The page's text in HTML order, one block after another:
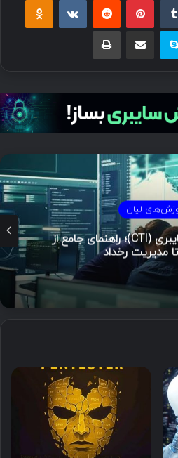
اسکایپ چاپ
لیان
هوش تهدیدات سایبری (CTI)؛ راهنمای جامع از
مدیریت رخداد